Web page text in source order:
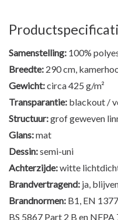
Samenstelling: 100%
Breedte: 290 cm,
Gewicht:circa 425 g/m²
Transparantie: blackout /
Structuur:grof geweven
Glans:mat
Dessin:semi-uni
Achterzijde:witte
Brandvertragend: ja,
Brandnormen: B1, EN
BS 5867 Part 2 B en